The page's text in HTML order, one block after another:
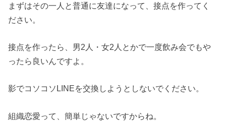
まずはその一人と普通に友達になって、接点を作ってく
ださい。
接点を作ったら、男2人・女2人とかで一度飲み会でもや
ったら良いんですよ。
影でコソコソLINEを交換しようとしないでください。
組織恋愛って、簡単じゃないですからね。